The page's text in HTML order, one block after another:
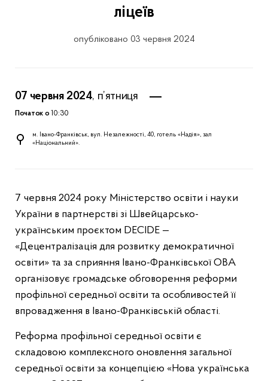
ліцеїв
опубліковано 03 червня 2024
07 червня 2024, п’ятниця
Початок о 10:30
м. Івано-Франківськ, вул. Незалежності, 40, готель «Надія», зал
«Національний».
7 червня 2024 року Міністерство освіти і науки
України в партнерстві зі Швейцарсько-
українським проєктом DECIDE —
«Децентралізація для розвитку демократичної
освіти» та за сприяння Івано-Франківської ОВА
організовує громадське обговорення реформи
профільної середньої освіти та особливостей її
впровадження в Івано-Франківській області.
Реформа профільної середньої освіти є
складовою комплексного оновлення загальної
середньої освіти за концепцією «Нова українська